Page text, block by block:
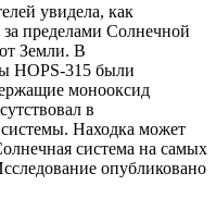
увидела, как
пределами Солнечной
Земли. В
HOPS-315 были
монооксид
в
Находка может
система на самых
опубликовано